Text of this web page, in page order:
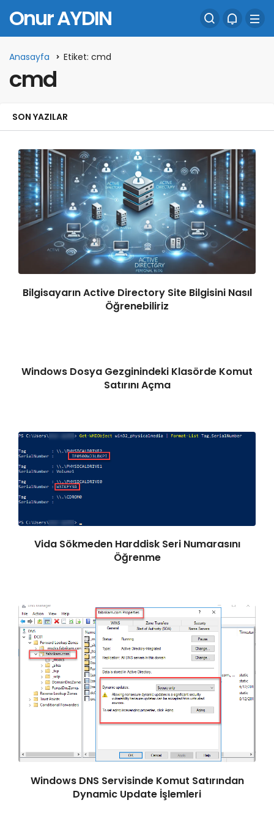
Onur AYDIN
Anasayfa Etiket: cmd
cmd
SON YAZILAR
Bilgisayarın Active Directory Site Bilgisini Nasıl
Öğrenebiliriz
Windows Dosya Gezginindeki Klasörde Komut
Satırını Açma
Vida Sökmeden Harddisk Seri Numarasını
Öğrenme
Windows DNS Servisinde Komut Satırından
Dynamic Update İşlemleri